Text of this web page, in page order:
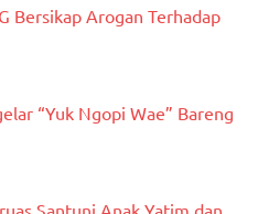
Bersikap Arogan Terhadap
“Yuk Ngopi Wae” Bareng
Santuni Anak Yatim dan